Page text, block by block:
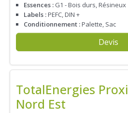
Essences : G1 - Bois durs, Résineux
Labels :PEFC, DIN +
Conditionnement :Palette, Sac
Devis
TotalEnergies Proxi
Nord Est